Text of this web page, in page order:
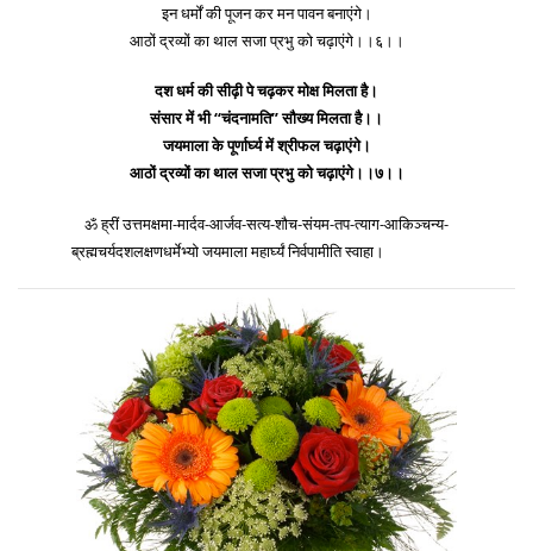
इन धर्मों की पूजन कर मन पावन बनाएंगे।
आठों द्रव्यों का थाल सजा प्रभु को चढ़ाएंगे।।६।।
दश धर्म की सीढ़ी पे चढ़कर मोक्ष मिलता है।
संसार में भी ‘‘चंदनामति’’ सौख्य मिलता है।।
जयमाला के पूर्णार्घ्य में श्रीफल चढ़ाएंगे।
आठों द्रव्यों का थाल सजा प्रभु को चढ़ाएंगे।।७।।
ॐ ह्रीं उत्तमक्षमा-मार्दव-आर्जव-सत्य-शौच-संयम-तप-त्याग-आकिञ्चन्य-
ब्रह्मचर्यदशलक्षणधर्मेभ्यो जयमाला महार्घ्यं निर्वपामीति स्वाहा।